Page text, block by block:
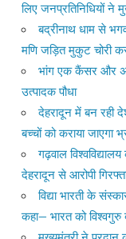
लिए जनप्रतिनिधियों ने
बद्रीनाथ धाम से
मणि जड़ित मुकुट चोरी
भांग एक कैंसर और
उत्पादक पौधा
देहरादून में बन रही
बच्चों को कराया जाएगा
गढ़वाल
देहरादून से आरोपी
विद्या भारती के
कहा— भारत को